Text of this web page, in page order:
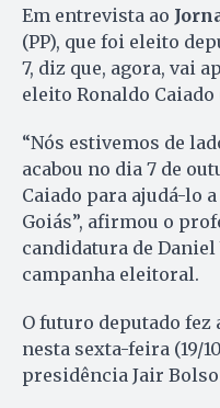
Em entrevista ao
(PP), que foi eleito
7, diz que, agora, vai
eleito Ronaldo Caiado
“Nós estivemos de
acabou no dia 7 de
Caiado para ajudá-lo
Goiás”, afirmou o
candidatura de
campanha eleitoral.
O futuro deputado fez
nesta sexta-feira (19/
presidência Jair